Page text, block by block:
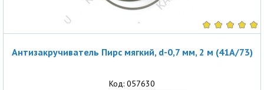
Антизакручиватель Пирс мягкий, d-0,7 мм, 2 м (41A/73)
Код: 057630